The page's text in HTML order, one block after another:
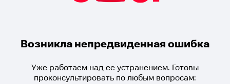
Возникла непредвиденная ошибка
Уже работаем над ее устранением. Готовы
проконсультировать по любым вопросам: